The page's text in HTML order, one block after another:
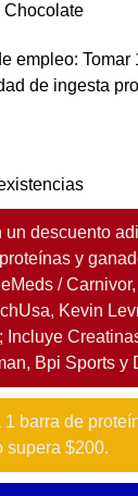
Chocolate
empleo:
de ingesta
un descuento
y
/
Kevin
Incluye
Bpi Sports y
1 barra de
supera $200.